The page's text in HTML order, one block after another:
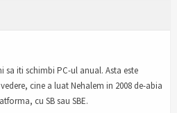
sa iti schimbi PC-ul anual. Asta este
cine a luat Nehalem in 2008 de-abia
cu SB sau SBE.